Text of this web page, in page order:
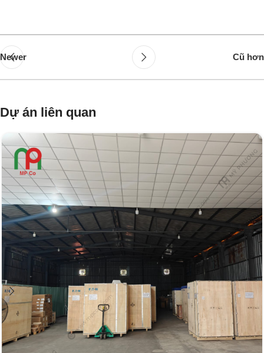
Newer Cũ hơn
Dự án liên quan